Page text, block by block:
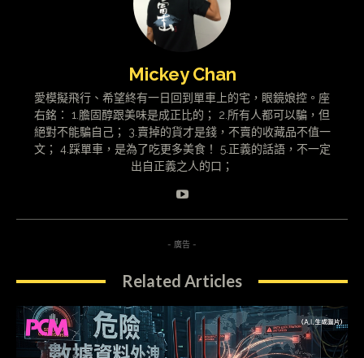
Mickey Chan
愛模擬飛行、希望終有一日回到單車上的宅，眼鏡娘控。座
右銘： 1.膽固醇跟美味是成正比的； 2.所有人都可以騙，但
絕對不能騙自己； 3.賣掉的貨才是錢，不賣的收藏品不值一
文； 4.踩單車，是為了吃更多美食！ 5.正義的話語，不一定
出自正義之人的口；
- 廣告 -
Related Articles